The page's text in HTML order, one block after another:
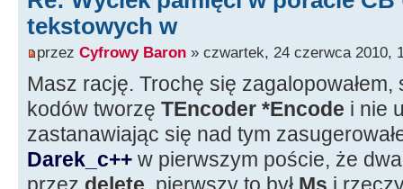
}
--------------------
void __fastcall
{
Memo1->Lines-
}
tekstowych w
przez Cyfrowy Baron » czwartek, 24 czerwca 2010,
Masz rację. Trochę się
kodów tworzę TEncoder *Encode i nie
zastanawiając się nad tym
Darek_c++ w pierwszym poście, że